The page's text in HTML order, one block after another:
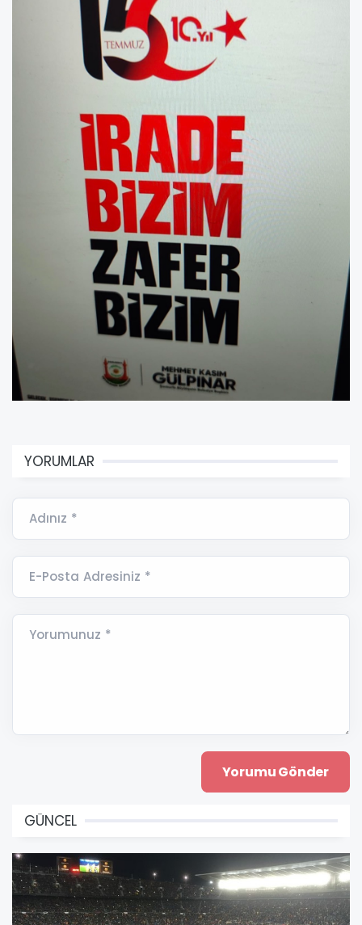
YORUMLAR
Adınız *
E-Posta Adresiniz *
Yorumunuz *
GÜNCEL